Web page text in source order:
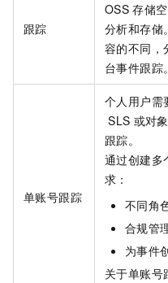
跟踪
OSS 存储
分析和存储
容的不同，
台事件跟踪。
单账号跟踪
个人用户需
SLS 或对
跟踪。
通过创建多
求：
不同角
合规管
为事件
关于单账号